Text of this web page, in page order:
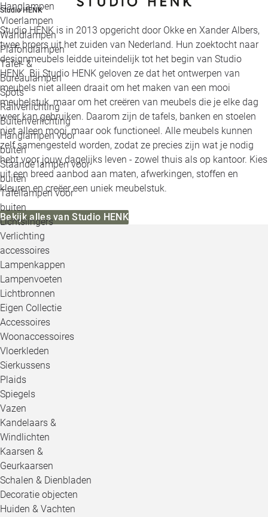
Hanglampen
Vloerlampen
Wandlampen
Plafondlampen
Tafel- &
Bureaulampen
Spots
Railverlichting
Buitenverlichting
Hanglampen voor
buiten
Staande lampen voor
buiten
Tafellampen voor
buiten
Lichtslingers
Verlichting
accessoires
Lampenkappen
Lampenvoeten
Lichtbronnen
Eigen Collectie
Accessoires
Woonaccessoires
Vloerkleden
Sierkussens
Plaids
Spiegels
Vazen
Kandelaars &
Windlichten
Kaarsen &
Geurkaarsen
Schalen & Dienbladen
Decoratie objecten
Huiden & Vachten
Studio HENK
Studio HENK is in 2013 opgericht door Okke en Xander Albers,
twee broers uit het zuiden van Nederland. Hun zoektocht naar
designmeubels leidde uiteindelijk tot het begin van Studio
HENK. Bij Studio HENK geloven ze dat het ontwerpen van
meubels niet alleen draait om het maken van een mooi
meubelstuk, maar om het creëren van meubels die je elke dag
weer kan gebruiken. Daarom zijn de tafels, banken en stoelen
niet alleen mooi, maar ook functioneel. Alle meubels kunnen
zelf samengesteld worden, zodat ze precies zijn wat je nodig
hebt voor jouw dagelijks leven - zowel thuis als op kantoor. Kies
uit een breed aanbod aan maten, afwerkingen, stoffen en
kleuren en creëer een uniek meubelstuk.
Bekijk alles van Studio HENK